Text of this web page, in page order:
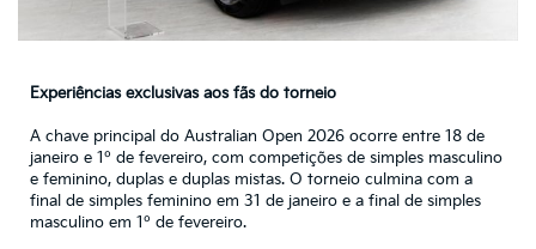
Experiências exclusivas aos fãs do torneio
A chave principal do Australian Open 2026 ocorre entre 18 de
janeiro e 1º de fevereiro, com competições de simples masculino
e feminino, duplas e duplas mistas. O torneio culmina com a
final de simples feminino em 31 de janeiro e a final de simples
masculino em 1º de fevereiro.